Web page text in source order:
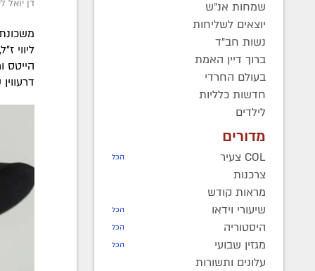
שמחות אנ"ש
יוצאים לשליחות
נשות חב"ד
ברוך דיין האמת
בעולם החרדי
חדשות כלליות
לילדים
מדורים
COL צעיר הכל
צרכנות
מראות קודש
שיעורי וידאו
הכל
היסטוריה הכל
מגזין שבועי הכל
עלונים ותשורות
דן יואל
ליווי